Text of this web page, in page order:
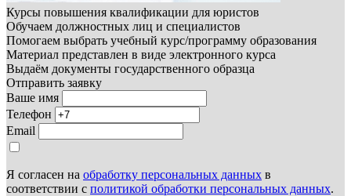
Курсы повышения квалификации для юристов
Обучаем должностных лиц и специалистов
Помогаем выбрать учебный курс/программу образования
Материал представлен в виде электронного курса
Выдаём документы государственного образца
Отправить заявку
Ваше имя
Телефон
Email
Я согласен на обработку персональных данных в
соответствии с политикой обработки персональных данных.